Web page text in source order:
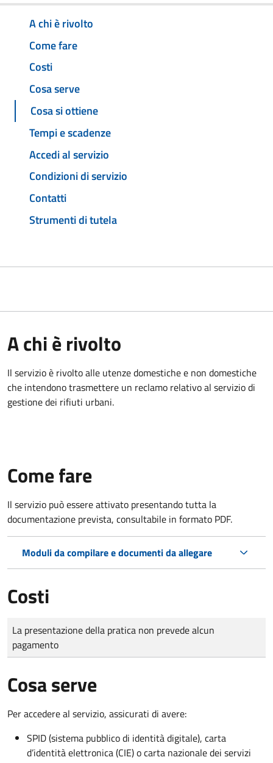
A chi è rivolto
Come fare
Costi
Cosa serve
Cosa si ottiene
Tempi e scadenze
Accedi al servizio
Condizioni di servizio
Contatti
Strumenti di tutela
A chi è rivolto
Il servizio è rivolto alle utenze domestiche e non domestiche
che intendono trasmettere un reclamo relativo al servizio di
gestione dei rifiuti urbani.
Come fare
Il servizio può essere attivato presentando tutta la
documentazione prevista, consultabile in formato PDF.
Moduli da compilare e documenti da allegare
Costi
Tipo di pagamento
Importo
La presentazione della pratica non prevede alcun
pagamento
Cosa serve
Per accedere al servizio, assicurati di avere:
SPID (sistema pubblico di identità digitale), carta
d’identità elettronica (CIE) o carta nazionale dei servizi